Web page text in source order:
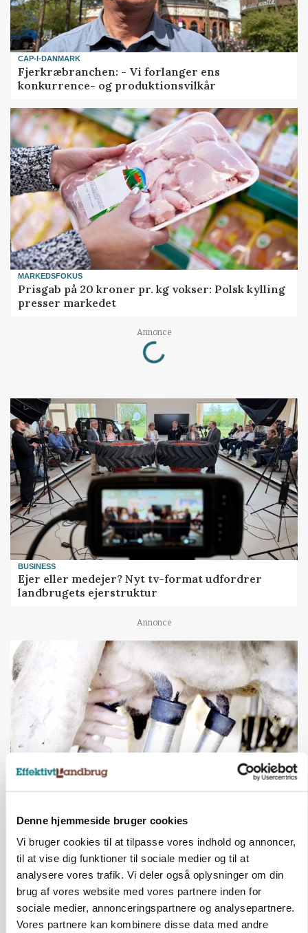
Denne hjemmeside bruger cookies
Vi bruger cookies til at tilpasse vores indhold og annoncer,
til at vise dig funktioner til sociale medier og til at
analysere vores trafik. Vi deler også oplysninger om din
brug af vores website med vores partnere inden for
sociale medier, annonceringspartnere og analysepartnere.
Vores partnere kan kombinere disse data med andre
CAP-I-DANMARK
Fjerkræbranchen: - Vi forlanger ens
konkurrence- og produktionsvilkår
MARKEDSFOKUS
Prisgab på 20 kroner pr. kg vokser: Polsk kylling
presser markedet
Annonce
Loading...
BUSINESS
Ejer eller medejer? Nyt tv-format udfordrer
landbrugets ejerstruktur
Annonce
Russisk mælkepris dykker 23 procent
BUSINESS
Fra mark til mur: Byggeriet kan åbne nyt
marked for biokul